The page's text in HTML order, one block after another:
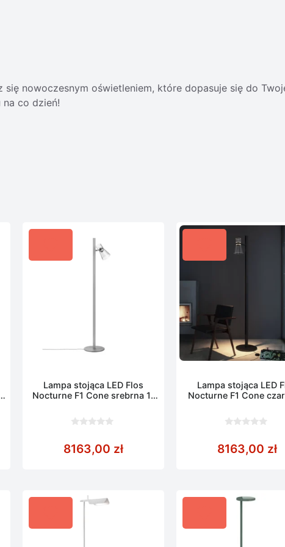
nowoczesnym oświetleniem, które dopasuje się do
co dzień!
Lampa stojąca LED Flos
Nocturne F1 Cone srebrna 1-
5
8163,00 zł
Lampa stojąca LED
Nocturne F1 Cone
5
8163,00 zł